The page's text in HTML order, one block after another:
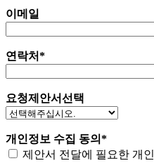
이메일
연락처*
요청제안서선택
개인정보 수집 동의 *
제안서 전달에 필요한 개